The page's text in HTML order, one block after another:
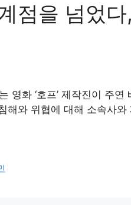
점을 넘었다,
영화 ‘호프’ 제작진이 주
해와 위협에 대해 소속사